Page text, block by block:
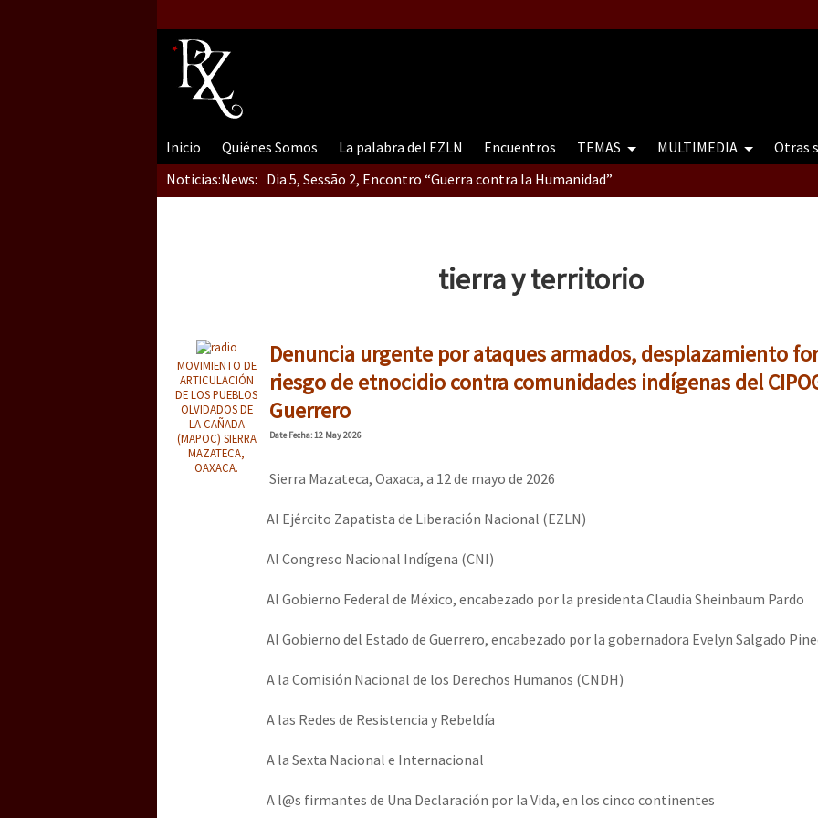
Inicio Quiénes Somos La palabra del EZLN Encuentros TEMAS MULTIMEDIA Otras
Noticias:News: Dia 5, Sessão 2, Encontro “Guerra contra la Humanidad”
Dia 3 do Encontro “Guerra contra a Humanidade”
Dia 2 do Encontro “Guerra contra a Humanidad”
Dia 1: Encontro “Guerra contra a Humanidade”
[CDMX – 20 julio] Jornadas globales por la libertad de Jesús Plácido Galindo y el alto a la
“Sonhando a Terra do Bem Virá” se publica no Estado Espanhol
Se o México sabe, que o mundo saiba! Nossas lutas pela memória, a justiça e a dignidade
tierra y territorio
MOVIMIENTO DE
ARTICULACIÓN
DE LOS PUEBLOS
OLVIDADOS DE
LA CAÑADA
(MAPOC) SIERRA
MAZATECA,
OAXACA.
Denuncia urgente por ataques armados, desplazamiento
riesgo de etnocidio contra comunidades indígenas del
Guerrero
DateFecha: 12 May 2026
Sierra Mazateca, Oaxaca, a 12 de mayo de 2026
Al Ejército Zapatista de Liberación Nacional (EZLN)
Al Congreso Nacional Indígena (CNI)
Al Gobierno Federal de México, encabezado por la presidenta Claudia Sheinbaum Pardo
Al Gobierno del Estado de Guerrero, encabezado por la gobernadora Evelyn Salgado
A la Comisión Nacional de los Derechos Humanos (CNDH)
A las Redes de Resistencia y Rebeldía
A la Sexta Nacional e Internacional
A l@s firmantes de Una Declaración por la Vida, en los cinco continentes